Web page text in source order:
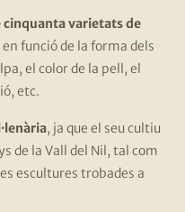
cinquanta varietats de
funció de la forma dels
el color de la pell, el
etc.
, ja que el seu cultiu
de la Vall del Nil, tal com
escultures trobades a